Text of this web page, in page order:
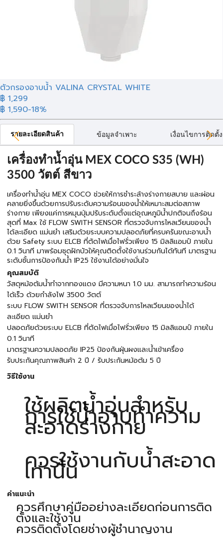
ตัวกรองอาบน้ำ VALINA CRYSTAL WHITE
฿ 1,299
฿ 1,590-18%
รายละเอียดสินค้า ข้อมูลจำเพาะ เงื่อนไขการติดตั้ง
เครื่องทำน้ำอุ่น MEX COCO S35 (WH)
3500 วัตต์ สีขาว
เครื่องทำน้ำอุ่น MEX COCO ช่วยให้การชำระล้างร่างกายสบาย และผ่อน
คลายยิ่งขึ้นด้วยการปรับระดับความร้อนของน้ำให้เหมาะสมต่อสภาพ
ร่างกาย เพียงแค่การหมุนปุ่มปรับระดับตั้งแต่อุณหภูมิน้ำปกติจนถึงร้อน
สุดที่ Max ใช้ FLOW SWITH SENSOR ที่ตรวจจับการไหลเวียนของน้ำ
ได้ละเอียด แม่นยำ เสริมด้วยระบบความปลอดภัยที่ครบครันขณะอาบน้ำ
ด้วย Safety ระบบ ELCB ที่ตัดไฟเมื่อไฟรั่วเพียง 15 มิลลิแอมป์ ภายใน
0.1 วินาที มาพร้อมชุดฝักบัวให้คุณติดตั้งใช้งานร่วมกันได้ทันที มาตรฐาน
ระดับชั้นการป้องกันน้ำ IP25 ใช้งานได้อย่างมั่นใจ
คุณสมบัติ
วัสดุหม้อต้มน้ำทำจากทองแดง มีความหนา 1.0 มม. สามารถทำความร้อน
ได้เร็ว ด้วยกำลังไฟ 3500 วัตต์
ระบบ FLOW SWITH SENSOR ที่ตรวจจับการไหลเวียนของน้ำได้
ละเอียด แม่นยำ
ปลอดภัยด้วยระบบ ELCB ที่ตัดไฟเมื่อไฟรั่วเพียง 15 มิลลิแอมป์ ภายใน
0.1 วินาที
มาตรฐานความปลอดภัย IP25 ป้องกันฝุ่นผงและน้ำเข้าเครื่อง
รับประกันคุณภาพสินค้า 2 ปี / รับประกันหม้อต้ม 5 ปี
วิธีใช้งาน
ใช้ผลิตน้ำอุ่นสำหรับ
การใช้น้ำอาบทำความ
สะอาดร่างกาย
ควรใช้งานกับน้ำสะอาด
เท่านั้น
คำแนะนำ
ควรศึกษาคู่มืออย่างละเอียดก่อนการติด
ตั้งและใช้งาน
ควรติดตั้งโดยช่างผู้ชำนาญงาน